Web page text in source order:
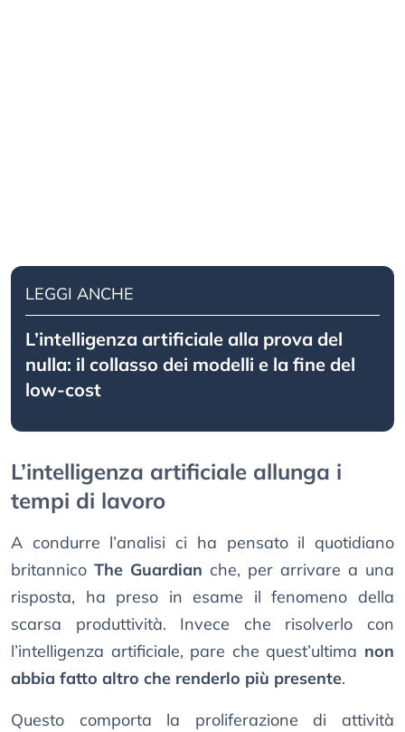
LEGGI ANCHE
L’intelligenza artificiale alla prova del
nulla: il collasso dei modelli e la fine del
low-cost
L’intelligenza artificiale allunga i
tempi di lavoro
A condurre l’analisi ci ha pensato il quotidiano
britannico The Guardian che, per arrivare a una
risposta, ha preso in esame il fenomeno della
scarsa produttività. Invece che risolverlo con
l’intelligenza artificiale, pare che quest’ultima non
abbia fatto altro che renderlo più presente.
Questo comporta la proliferazione di attività